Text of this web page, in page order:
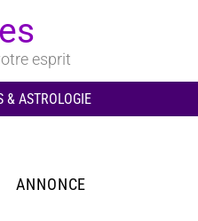
esprit
& ASTROLOGIE
ANNONCE